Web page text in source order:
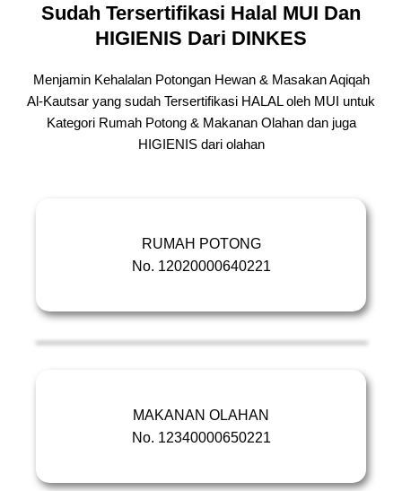
Sudah Tersertifikasi Halal MUI Dan
HIGIENIS Dari DINKES
Menjamin Kehalalan Potongan Hewan & Masakan Aqiqah
Al-Kautsar yang sudah Tersertifikasi HALAL oleh MUI untuk
Kategori Rumah Potong & Makanan Olahan dan juga
HIGIENIS dari olahan
RUMAH POTONG
No. 12020000640221
MAKANAN OLAHAN
No. 12340000650221